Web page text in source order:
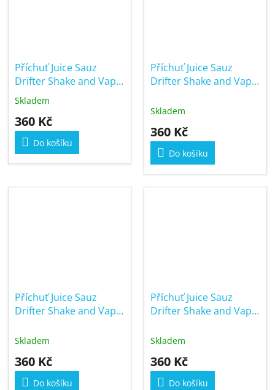
Příchuť Juice Sauz
Drifter Shake and Vape
16/60ml Mango Ice
Průměrné
produktu
5,0
Skladem
360 Kč
Do košíku
Příchuť Juice Sauz
Drifter Shake and Vape
Menthol
Skladem
360 Kč
Do košíku
Příchuť Juice Sauz
Drifter Shake and Vape
Skladem
360 Kč
Do košíku
Příchuť Juice Sauz
Drifter Shake and Vape
Skladem
360 Kč
Do košíku